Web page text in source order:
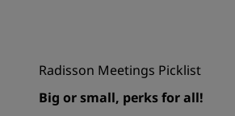
Radisson Meetings Picklist
Big or small, perks for all!